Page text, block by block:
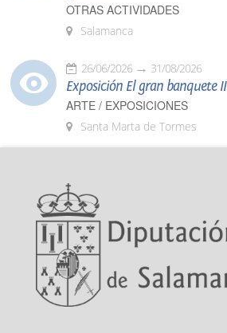
OTRAS ACTIVIDADES
Salamanca
26/06/2026 31/08/2026
Exposición El gran banquete II
ARTE / EXPOSICIONES
Santa Marta de Tormes